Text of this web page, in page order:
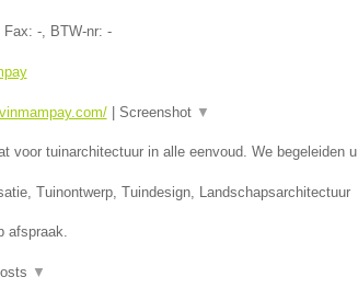
Fax: -, BTW-nr: -
| Screenshot ▼
voor tuinarchitectuur in alle eenvoud. We begeleiden u
Tuinontwerp, Tuindesign, Landschapsarchitectuur
afspraak.
▼